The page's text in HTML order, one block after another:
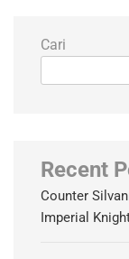
Cari
Recent
Counter
Imperial